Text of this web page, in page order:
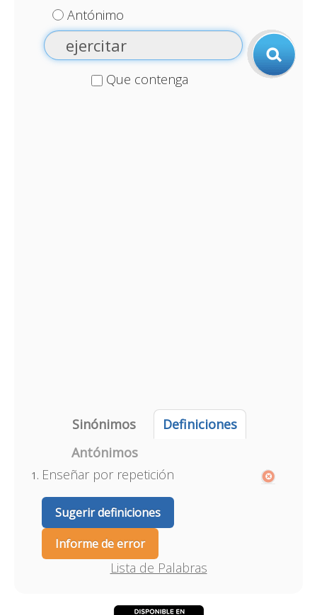
Antónimo
Que contenga
Sinónimos
Definiciones
Antónimos
Enseñar por repetición
Sugerir definiciones
Informe de error
Lista de Palabras